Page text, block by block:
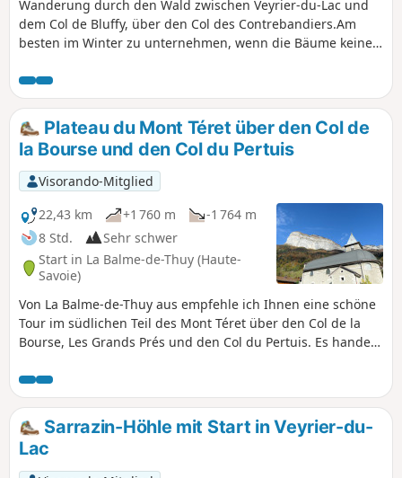
Wanderung durch den Wald zwischen Veyrier-du-Lac und
dem Col de Bluffy, über den Col des Contrebandiers.Am
besten im Winter zu unternehmen, wenn die Bäume keine
zu genießen. ⚠️ Ein Erlass der Gemeinden Annecy und
Veyrier-du-Lac verbietet motorisierten Fahrzeugen die
Zufahrt zum Col des Contrebandiers und zum Pré Vernet.
Plateau du Mont Téret über den Col de
la Bourse und den Col du Pertuis
Visorando-Mitglied
22,43 km
+1 760 m
-1 764 m
8 Std.
Sehr schwer
Start in La Balme-de-Thuy (Haute-
Savoie)
Von La Balme-de-Thuy aus empfehle ich Ihnen eine schöne
Tour im südlichen Teil des Mont Téret über den Col de la
Bourse, Les Grands Prés und den Col du Pertuis. Es handelt
Höhenunterschieds eher anspruchsvoll ist und einige
Schwierigkeiten aufweist, vor allem auf dem Passage de la
Bourse.Sarrazin-Höhle mit Start in Veyrier-du-
Lac